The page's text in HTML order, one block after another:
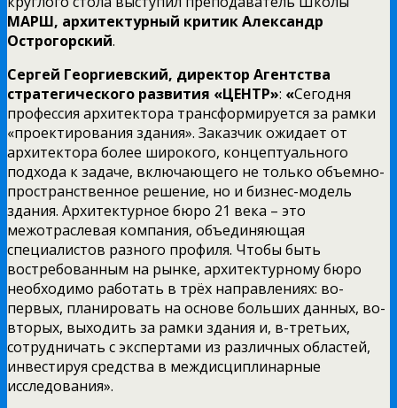
МАРШ, архитектурный критик Александр
Острогорский.
Сергей Георгиевский, директор Агентства
стратегического развития «ЦЕНТР»: «Сегодня
профессия архитектора трансформируется за рамки
«проектирования здания». Заказчик ожидает от
архитектора более широкого, концептуального
подхода к задаче, включающего не только объемно-
пространственное решение, но и бизнес-модель
здания. Архитектурное бюро 21 века – это
межотраслевая компания, объединяющая
специалистов разного профиля. Чтобы быть
востребованным на рынке, архитектурному бюро
необходимо работать в трёх направлениях: во-
первых, планировать на основе больших данных, во-
вторых, выходить за рамки здания и, в-третьих,
сотрудничать с экспертами из различных областей,
инвестируя средства в междисциплинарные
исследования».